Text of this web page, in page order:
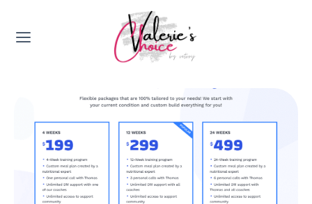
Valerie's Topics
Food & Drinks
Happyness & Opmerkelijk
Lifestyle, Sport & Duurzaamheid
Gadgets & Tech
Top 5 van Valerie